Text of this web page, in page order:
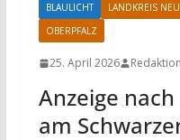
BLAULICHT
LANDKREIS
OBERPFALZ
25. April 2026
Anzeige
am